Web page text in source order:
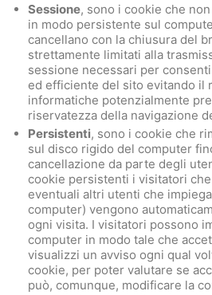
Sessione, sono i cookie che
in modo persistente sul
cancellano con la chiusura del
strettamente limitati alla
sessione necessari per
ed efficiente del sito evitando il
informatiche potenzialmente
riservatezza della navigazione
Persistenti, sono i cookie che
sul disco rigido del computer
cancellazione da parte degli
cookie persistenti i visitatori
eventuali altri utenti che
computer) vengono
ogni visita. I visitatori possono
computer in modo tale che
visualizzi un avviso ogni qual
cookie, per poter valutare se
può, comunque, modificare la